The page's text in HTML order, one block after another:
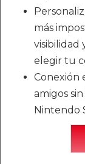
más
visibilidad
elegir tu
Conexión
amigos
Nintendo